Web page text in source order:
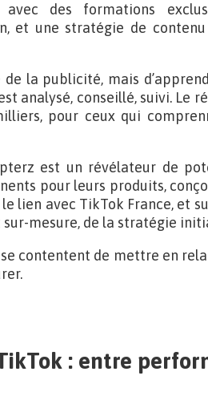
avec des formations
et une stratégie de
de la publicité, mais
analysé, conseillé, suivi. Le
pour ceux qui
est un révélateur de
pour leurs produits,
lien avec TikTok France, et
sur-mesure, de la stratégie
se contentent de mettre en
: entre